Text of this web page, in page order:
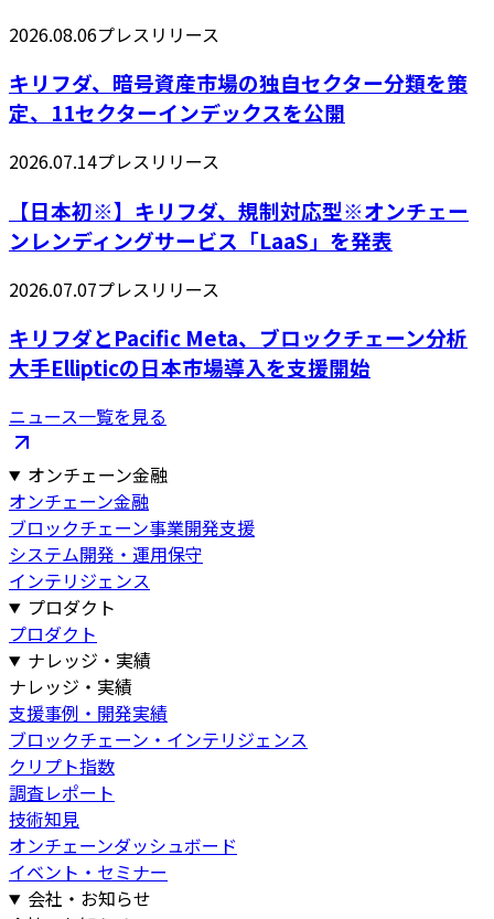
2026.08.06プレスリリース
キリフダ、暗号資産市場の独自セクター分類を策
定、11セクターインデックスを公開
2026.07.14プレスリリース
【日本初※】キリフダ、規制対応型※オンチェー
ンレンディングサービス「LaaS」を発表
2026.07.07プレスリリース
キリフダとPacific Meta、ブロックチェーン分析
大手Ellipticの日本市場導入を支援開始
ニュース一覧を見る
オンチェーン金融
オンチェーン金融
ブロックチェーン事業開発支援
システム開発・運用保守
インテリジェンス
プロダクト
プロダクト
ナレッジ・実績
ナレッジ・実績
支援事例・開発実績
ブロックチェーン・インテリジェンス
クリプト指数
調査レポート
技術知見
オンチェーンダッシュボード
イベント・セミナー
会社・お知らせ